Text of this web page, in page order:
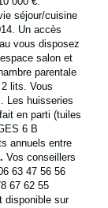
séjour/cuisine
Un accès
vous disposez
salon et
parentale
lits. Vous
Les huisseries
en parti (tuiles
6 B
annuels entre
Vos conseillers
63 47 56 56
67 62 55
disponible sur